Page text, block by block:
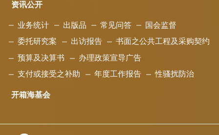
资讯公开
业务统计 出版品 常见问答 国会监督
委托研究案 出访报告 书面之公共工程及采购契约
预算及决算书 办理政策宣导广告
支付或接受之补助 年度工作报告 性骚扰防治
开箱海基会